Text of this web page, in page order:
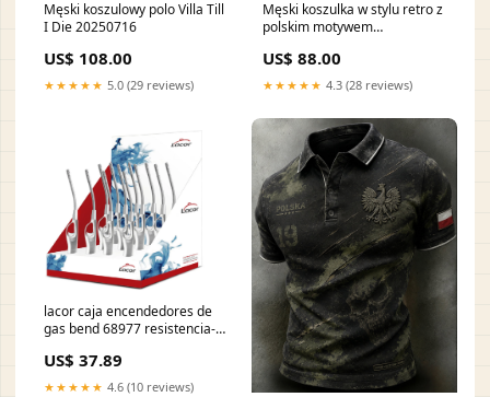
Męski koszulowy polo Villa Till
I Die 20250716
US$ 108.00
★★★★★ 5.0 (29 reviews)
Męski koszulka w stylu retro z
polskim motywem
Rozmiar:S
US$ 88.00
★★★★★ 4.3 (28 reviews)
lacor caja encendedores de
gas bend 68977 resistencia-
US$ 37.89
★★★★★ 4.6 (10 reviews)